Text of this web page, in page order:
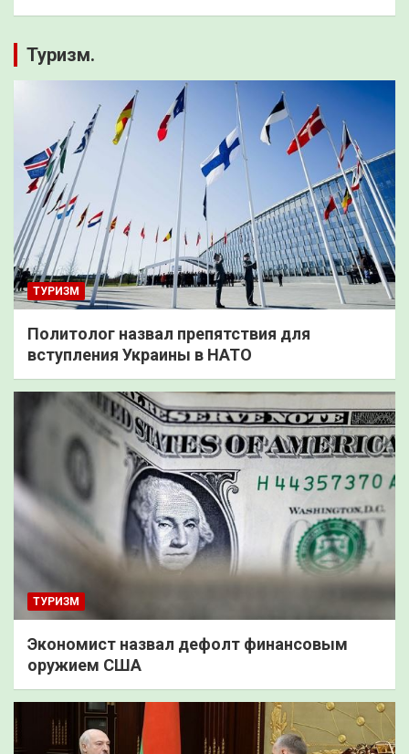
Туризм.
ТУРИЗМ
Политолог назвал препятствия для
вступления Украины в НАТО
ТУРИЗМ
Экономист назвал дефолт финансовым
оружием США